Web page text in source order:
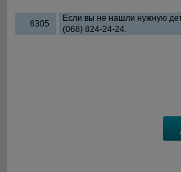
6305
Если вы не нашли нужную
(068) 824-24-24.